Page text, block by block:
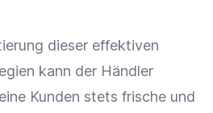
dieser effektiven
kann der Händler
Kunden stets frische und